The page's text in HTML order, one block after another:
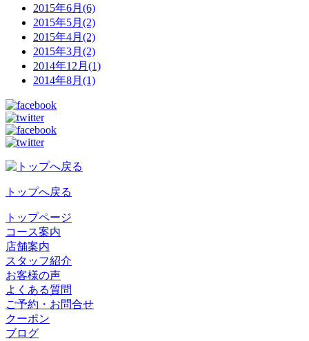
2015年6月(6)
2015年5月(2)
2015年4月(2)
2015年3月(2)
2014年12月(1)
2014年8月(1)
トップへ戻る
トップページ
コース案内
店舗案内
スタッフ紹介
お客様の声
よくある質問
ご予約・お問合せ
クーポン
ブログ